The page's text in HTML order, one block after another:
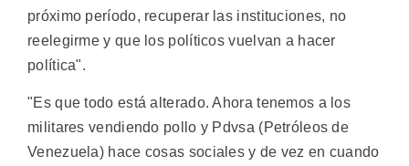
próximo período, recuperar las instituciones, no
reelegirme y que los políticos vuelvan a hacer
política".
"Es que todo está alterado. Ahora tenemos a los
militares vendiendo pollo y Pdvsa (Petróleos de
Venezuela) hace cosas sociales y de vez en cuando